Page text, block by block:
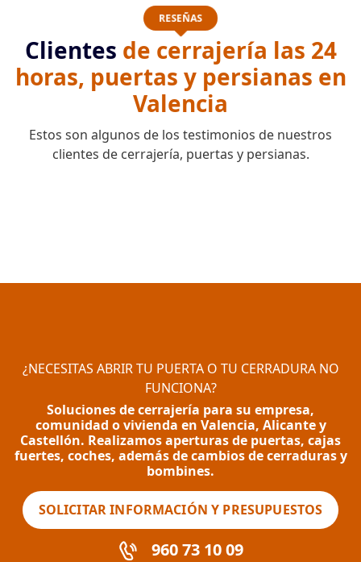
RESEÑAS
Clientes de cerrajería las 24
horas, puertas y persianas en
Valencia
Estos son algunos de los testimonios de nuestros
clientes de cerrajería, puertas y persianas.
¿NECESITAS ABRIR TU PUERTA O TU CERRADURA NO
FUNCIONA?
Soluciones de cerrajería para su empresa,
comunidad o vivienda en Valencia, Alicante y
Castellón. Realizamos aperturas de puertas, cajas
fuertes, coches, además de cambios de cerraduras y
bombines.
SOLICITAR INFORMACIÓN Y PRESUPUESTOS
960 73 10 09